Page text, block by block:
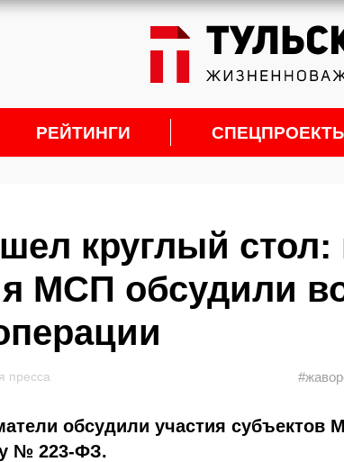
РЕЙТИНГИ
круглый стол:
МСП обсудили
пресса
обсудили участия субъектов
№ 223-ФЗ.